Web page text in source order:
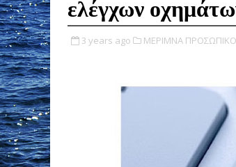
ελέγχων
3 years ago ΜΕΡΙΜΝΑ